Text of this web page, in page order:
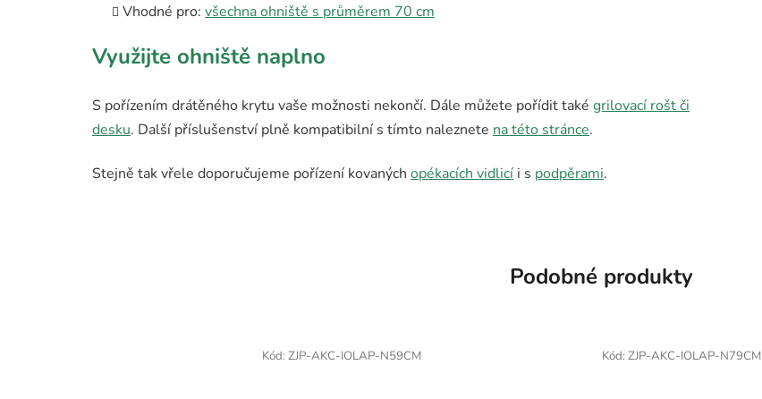
Vhodné pro: všechna ohniště s průměrem 70 cm
Využijte ohniště naplno
S pořízením drátěného krytu vaše možnosti nekončí. Dále můžete pořídit také grilovací rošt či
desku. Další příslušenství plně kompatibilní s tímto naleznete na této stránce.
Stejně tak vřele doporučujeme pořízení kovaných opékacích vidlicí i s podpěrami.
Podobné produkty
Kód:ZJP-AKC-IOLAP-N59CM Kód: ZJP-AKC-IOLAP-N79CM